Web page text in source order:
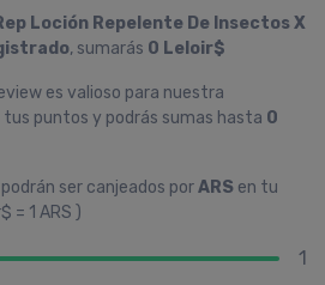
Loción Repelente De Insectos X
, sumarás 0 Leloir$
es valioso para nuestra
puntos y podrás sumas hasta 0
ser canjeados porARS en tu
= 1 ARS )
1